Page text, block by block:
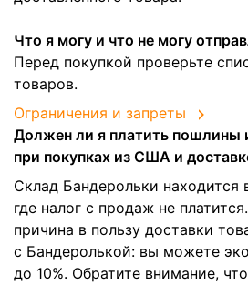
Что я могу и что не могу
Перед покупкой проверьте
товаров.
Ограничения и запреты
Должен ли я платить пошлины
при покупках из США и
Склад Бандерольки находится
где налог с продаж не
причина в пользу доставки
с Бандеролькой: вы можете
до 10%. Обратите внимание,